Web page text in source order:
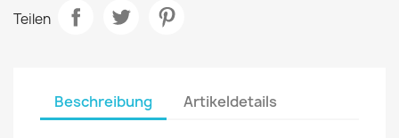
Teilen
Beschreibung Artikeldetails